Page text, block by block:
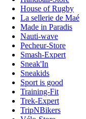
House of Rugby
La sellerie de Maé
Made in Paradis
Nauti-wave
Pecheur-Store
Smash-Expert
Sneak'In
Sneakids
Sport is good
Training-Fit
Trek-Expert
TripNBikers